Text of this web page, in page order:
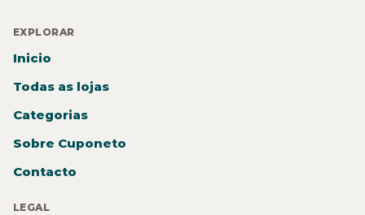
EXPLORAR
Inicio
Todas as lojas
Categorias
Sobre Cuponeto
Contacto
LEGAL